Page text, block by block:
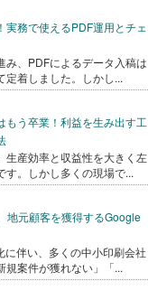
実務で使えるPDF運用とチェ
み、PDFによるデータ入稿は
定着しました。しかし...
もう卒業！利益を生み出す工
生産効率と収益性を大きく左
す。しかし多くの現場で...
地元顧客を獲得するGoogle
伴い、多くの中小印刷会社
規案件が獲れない」「...